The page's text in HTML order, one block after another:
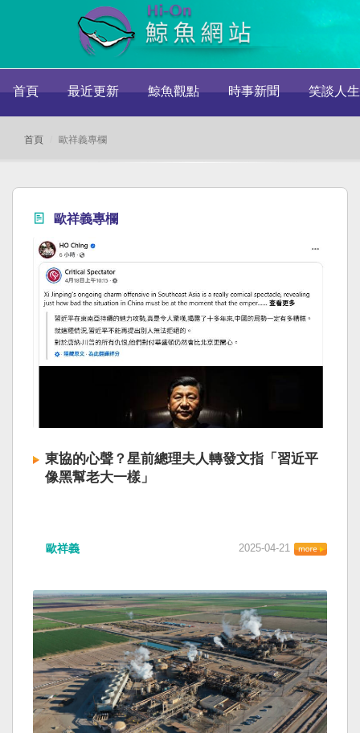
首頁 最近更新 鯨魚觀點 時事新聞 笑談人生
首頁 歐祥義專欄
歐祥義專欄
東協的心聲？星前總理夫人轉發文指「習近平
像黑幫老大一樣」
歐祥義 2025-04-21